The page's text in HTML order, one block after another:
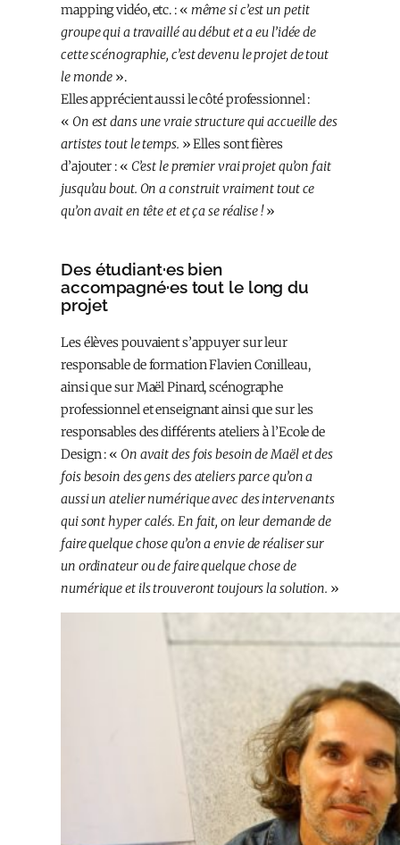
mapping vidéo, etc. : « même si c’est un petit
groupe qui a travaillé au début et a eu l’idée de
cette scénographie, c’est devenu le projet de tout
le monde ».
Elles apprécient aussi le côté professionnel :
« On est dans une vraie structure qui accueille des
artistes tout le temps. » Elles sont fières
d’ajouter : « C’est le premier vrai projet qu’on fait
jusqu’au bout. On a construit vraiment tout ce
qu’on avait en tête et et ça se réalise !»
Des étudiant·es bien
accompagné·es tout le long du
projet
Les élèves pouvaient s’appuyer sur leur
responsable de formation Flavien Conilleau,
ainsi que sur Maël Pinard, scénographe
professionnel et enseignant ainsi que sur les
responsables des différents ateliers à l’Ecole de
Design : « On avait des fois besoin de Maël et des
fois besoin des gens des ateliers parce qu’on a
aussi un atelier numérique avec des intervenants
qui sont hyper calés. En fait, on leur demande de
faire quelque chose qu’on a envie de réaliser sur
un ordinateur ou de faire quelque chose de
numérique et ils trouveront toujours la solution. »